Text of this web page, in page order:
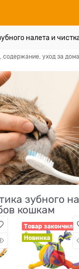
налета и
содержание, уход за
зубного
кошкам
Товар
Новинка